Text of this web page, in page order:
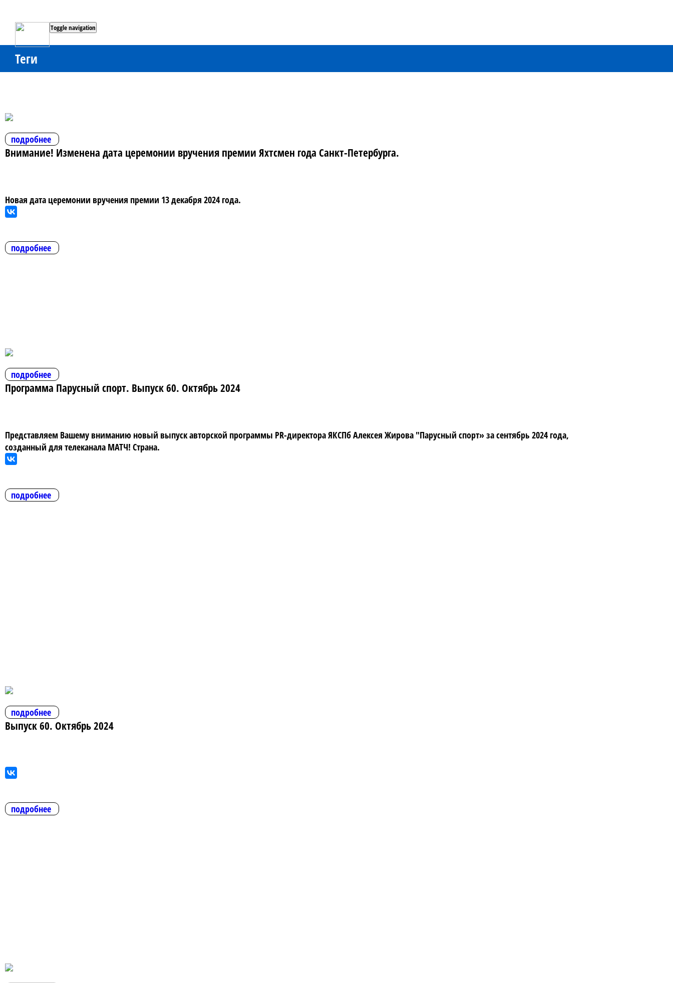
Toggle navigation
Теги
подробнее
Внимание! Изменена дата церемонии вручения премии Яхтсмен года Санкт-Петербурга.
Новая дата церемонии вручения премии 13 декабря 2024 года.
подробнее
подробнее
Программа Парусный спорт. Выпуск 60. Октябрь 2024
Представляем Вашему вниманию новый выпуск авторской программы PR-директора ЯКСПб Алексея Жирова "Парусный спорт» за сентябрь 2024 года,
созданный для телеканала МАТЧ! Страна.
подробнее
подробнее
Выпуск 60. Октябрь 2024
подробнее